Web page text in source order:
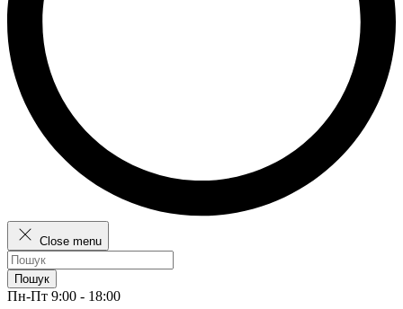
Close menu
Пошук
Пн-Пт 9:00 - 18:00